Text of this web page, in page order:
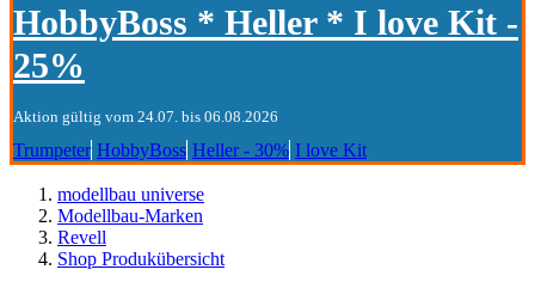
HobbyBoss * Heller * I love Kit -
25%
Aktion gültig vom 24.07. bis 06.08.2026
Trumpeter HobbyBoss Heller - 30% I love Kit
modellbau universe
Modellbau-Marken
Revell
Shop Produkübersicht